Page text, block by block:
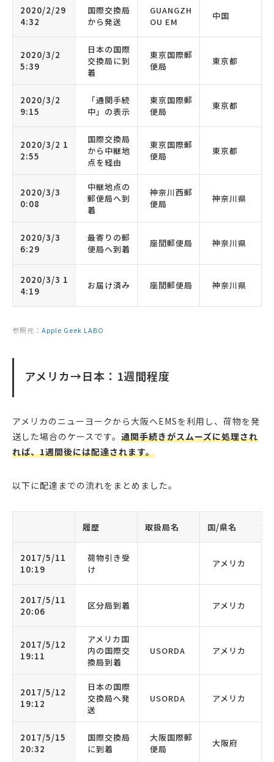
2020/2/29
4:32
国際交換局
から発送
GUANGZH
OU EM
中国
2020/3/2
5:39
日本の国際
交換局に到
着
東京国際郵
便局
東京都
2020/3/2
9:15
「通関手続
中」の表示
東京国際郵
便局
東京都
2020/3/2 1
2:55
国際交換局
から中継地
点を経由
東京国際郵
便局
東京都
2020/3/3
0:08
中継地点の
郵便局へ到
着
神奈川西郵
便局
神奈川県
2020/3/3
6:29
最寄りの郵
便局へ到着
座間郵便局 神奈川県
2020/3/3 1
4:19
お届け済み 座間郵便局 神奈川県
参照元： Apple Geek LABO
アメリカ→日本：1週間程度
アメリカのニューヨークから大阪へEMSを利用し、荷物を発
送した場合のケースです。 通関手続きがスムーズに処理され
れば、1週間後には配達されます。
以下に配達までの流れをまとめました。
履歴 取扱局名 国/県名
2017/5/11
10:19
荷物引き受
け
アメリカ
2017/5/11
20:06
区分局到着 アメリカ
2017/5/12
19:11
アメリカ国
内の国際交
換局到着
USORDA アメリカ
2017/5/12
19:12
日本の国際
交換局へ発
送
USORDA アメリカ
2017/5/15
20:32
国際交換局
に到着
大阪国際郵
便局
大阪府